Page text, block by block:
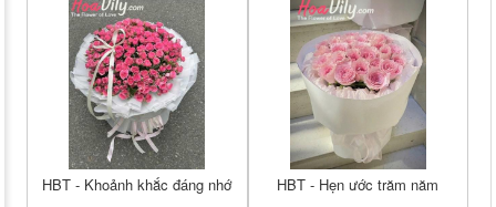
HBT - Khoảnh khắc đáng nhớ HBT - Hẹn ước trăm năm